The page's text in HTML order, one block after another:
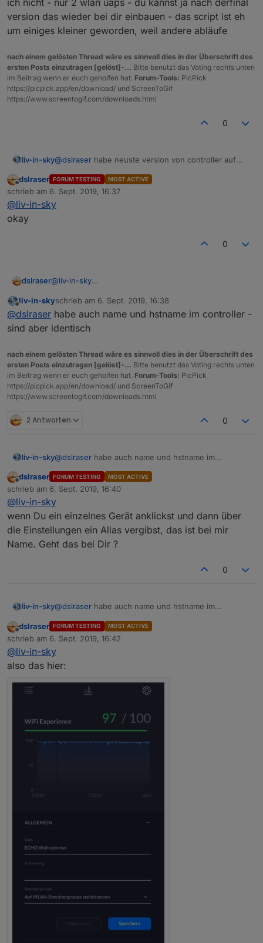
version das wieder bei dir einbauen - das script ist eh
um einiges kleiner geworden, weil andere abläufe
nach einem gelösten Thread wäre es sinnvoll dies in der Überschrift des
ersten Posts einzutragen [gelöst]-... Bitte benutzt das Voting rechts unten
im Beitrag wenn er euch geholfen hat. Forum-Tools: PicPick
https://picpick.app/en/download/ und ScreenToGif
https://www.screentogif.com/downloads.html
0
liv-in-sky@dslraser habe neuste version von controller auf
sichtbar - diese info habe ich auch nicht , Cloud Key
V2 habe ich nicht - nur 2 wlan uaps - du kannst ja
nach derfinal version das wieder bei dir einbauen -
Offline
dslraser FORUM TESTING MOST ACTIVE
schrieb am 6. Sept. 2019, 16:37
zuletzt editiert von
@liv-in-sky
okay
0
dslraser@liv-in-sky
Offline
liv-in-skyschrieb am 6. Sept. 2019, 16:38
zuletzt editiert von
@dslraser habe auch name und hstname im controller -
sind aber identisch
nach einem gelösten Thread wäre es sinnvoll dies in der Überschrift des
ersten Posts einzutragen [gelöst]-... Bitte benutzt das Voting rechts unten
im Beitrag wenn er euch geholfen hat. Forum-Tools: PicPick
https://picpick.app/en/download/ und ScreenToGif
https://www.screentogif.com/downloads.html
2 Antworten 0
liv-in-sky@dslraser habe auch name und hstname im
Offline
dslraser FORUM TESTING MOST ACTIVE
schrieb am 6. Sept. 2019, 16:40
zuletzt editiert von
@liv-in-sky
wenn Du ein einzelnes Gerät anklickst und dann über
die Einstellungen ein Alias vergibst, das ist bei mir
Name. Geht das bei Dir ?
0
liv-in-sky@dslraser habe auch name und hstname im
Offline
dslraser FORUM TESTING MOST ACTIVE
schrieb am 6. Sept. 2019, 16:42
zuletzt editiert von
@liv-in-sky
also das hier: